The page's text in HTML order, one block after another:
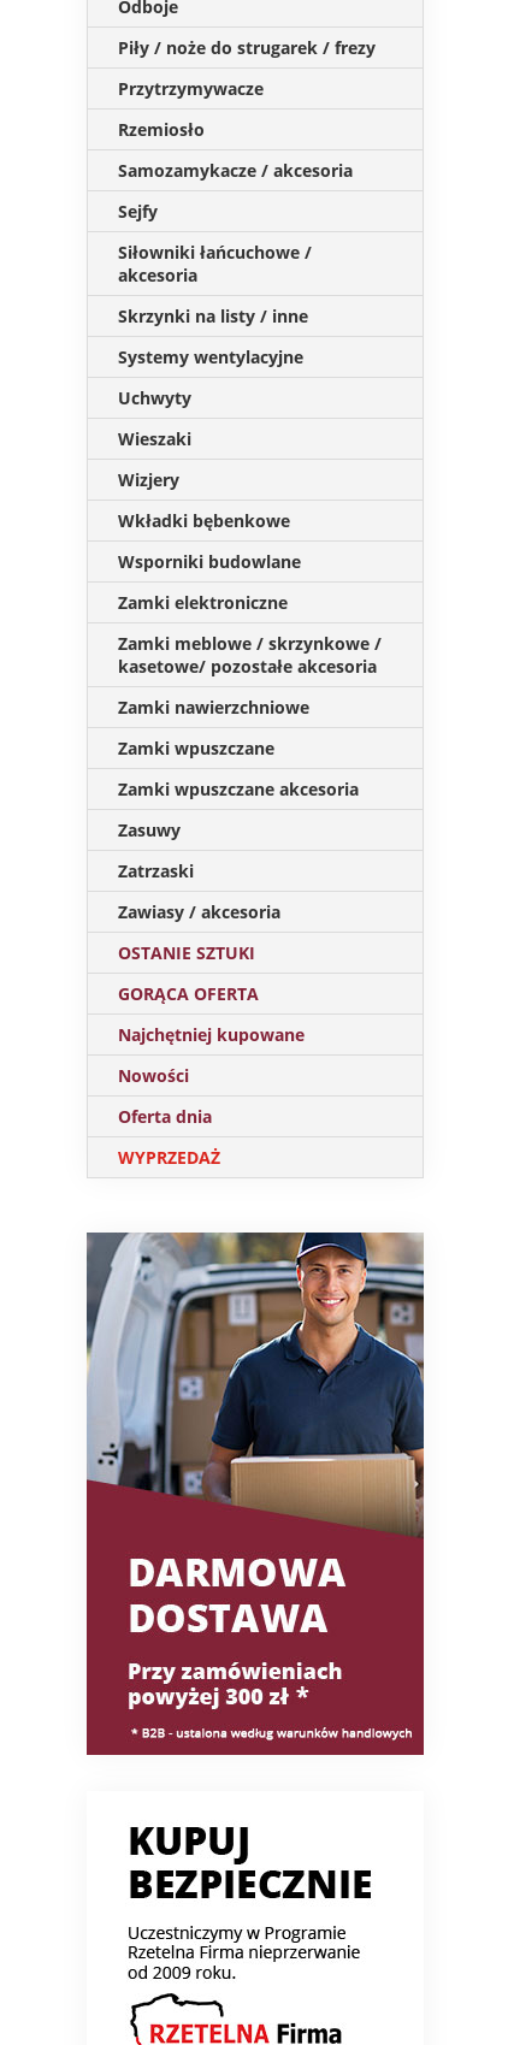
Odboje
Piły / noże do strugarek / frezy
Przytrzymywacze
Rzemiosło
Samozamykacze / akcesoria
Sejfy
Siłowniki łańcuchowe /
akcesoria
Skrzynki na listy / inne
Systemy wentylacyjne
Uchwyty
Wieszaki
Wizjery
Wkładki bębenkowe
Wsporniki budowlane
Zamki elektroniczne
Zamki meblowe / skrzynkowe /
kasetowe/ pozostałe akcesoria
Zamki nawierzchniowe
Zamki wpuszczane
Zamki wpuszczane akcesoria
Zasuwy
Zatrzaski
Zawiasy / akcesoria
OSTANIE SZTUKI
GORĄCA OFERTA
Najchętniej kupowane
Nowości
Oferta dnia
WYPRZEDAŻ